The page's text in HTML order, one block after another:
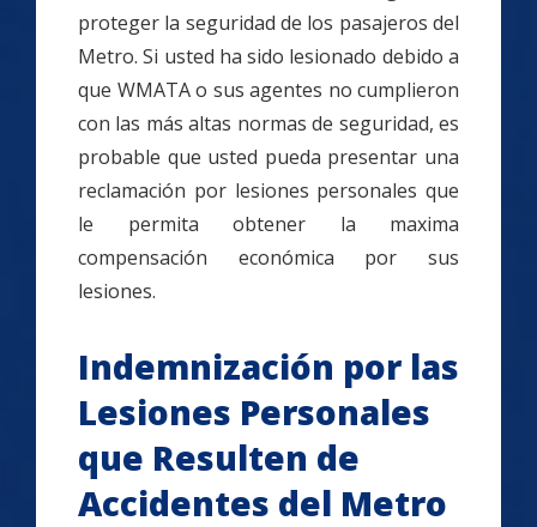
proteger la seguridad de los pasajeros del
Metro. Si usted ha sido lesionado debido a
que WMATA o sus agentes no cumplieron
con las más altas normas de seguridad, es
probable que usted pueda presentar una
reclamación por lesiones personales que
le permita obtener la maxima
compensación económica por sus
lesiones.
Indemnización por las
Lesiones Personales
que Resulten de
Accidentes del Metro